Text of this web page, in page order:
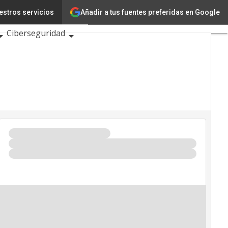
Añadir a tus fuentes preferidas en Google
servicios
Ciencia
Ciberseguridad